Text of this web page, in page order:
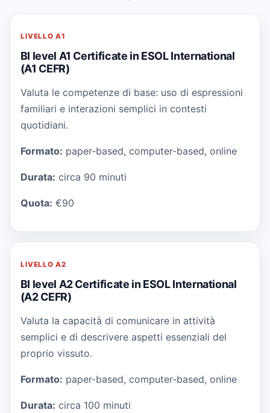
LIVELLOA1
BI level A1 Certificate in ESOL International
(A1 CEFR)
Valuta le competenze di base: uso di espressioni
familiari e interazioni semplici in contesti
quotidiani.
Formato: paper-based, computer-based, online
Durata: circa 90 minuti
Quota: €90
LIVELLOA2
BI level A2 Certificate in ESOL International
(A2 CEFR)
Valuta la capacità di comunicare in attività
semplici e di descrivere aspetti essenziali del
proprio vissuto.
Formato: paper-based, computer-based, online
Durata: circa 100 minuti